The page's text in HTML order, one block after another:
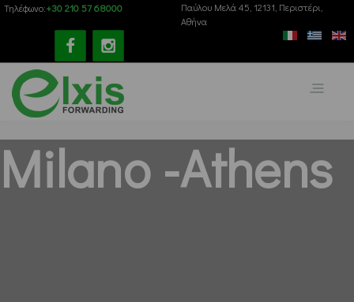
Τηλέφωνο:+30 210 57 68000
Παύλου Mελά 45, 12131, Περιστέρι,
Αθήνα
Milano -Athens